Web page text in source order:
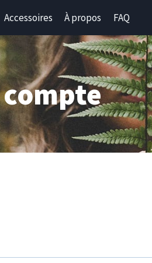
Accessoires À propos FAQ